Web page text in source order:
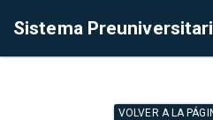
Sistema
VOLVER A LA